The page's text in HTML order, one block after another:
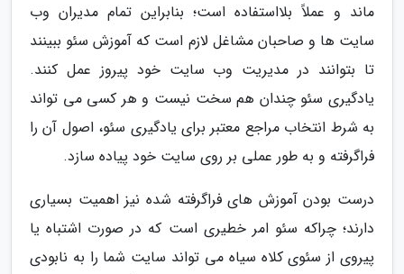
ماند و عملاً بلااستفاده است؛ بنابراین تمام مدیران وب
سایت ها و صاحبان مشاغل لازم است که آموزش سئو ببینند
تا بتوانند در مدیریت وب سایت خود پیروز عمل کنند.
یادگیری سئو چندان هم سخت نیست و هر کسی می تواند
به شرط انتخاب مراجع معتبر برای یادگیری سئو، اصول آن را
فراگرفته و به طور عملی بر روی سایت خود پیاده سازد.
درست بودن آموزش های فراگرفته شده نیز اهمیت بسیاری
دارند؛ چراکه سئو امر خطیری است که در صورت اشتباه یا
پیروی از سئوی کلاه سیاه می تواند سایت شما را به نابودی